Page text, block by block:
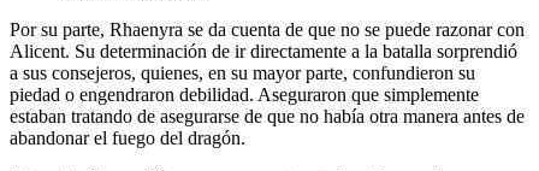
Por su parte, Rhaenyra se da cuenta de que no se puede razonar con
Alicent. Su determinación de ir directamente a la batalla sorprendió
a sus consejeros, quienes, en su mayor parte, confundieron su
piedad o engendraron debilidad. Aseguraron que simplemente
estaban tratando de asegurarse de que no había otra manera antes de
abandonar el fuego del dragón.